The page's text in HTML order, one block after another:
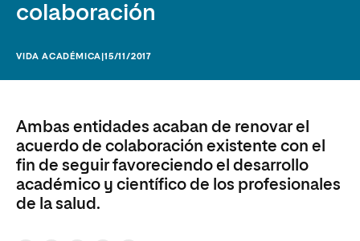
colaboración
VIDA ACADÉMICA |15/11/2017
Ambas entidades acaban de renovar el
acuerdo de colaboración existente con el
fin de seguir favoreciendo el desarrollo
académico y científico de los profesionales
de la salud.